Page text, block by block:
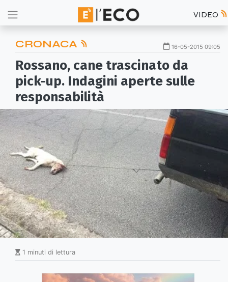
VIDEO
CRONACA 16-05-2015 09:05
Rossano, cane trascinato da
pick-up. Indagini aperte sulle
responsabilità
1 minuti di lettura